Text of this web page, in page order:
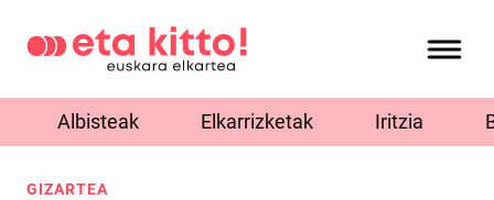
Albisteak Elkarrizketak Iritzia
GIZARTEA